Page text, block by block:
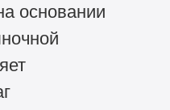
основании